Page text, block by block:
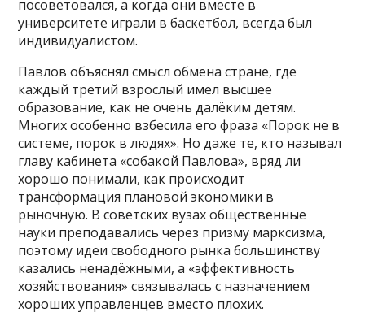
посоветовался, а когда они вместе в
университете играли в баскетбол, всегда был
индивидуалистом.
Павлов объяснял смысл обмена стране, где
каждый третий взрослый имел высшее
образование, как не очень далёким детям.
Многих особенно взбесила его фраза «Порок не в
системе, порок в людях». Но даже те, кто называл
главу кабинета «собакой Павлова», вряд ли
хорошо понимали, как происходит
трансформация плановой экономики в
рыночную. В советских вузах общественные
науки преподавались через призму марксизма,
поэтому идеи свободного рынка большинству
казались ненадёжными, а «эффективность
хозяйствования» связывалась с назначением
хороших управленцев вместо плохих.